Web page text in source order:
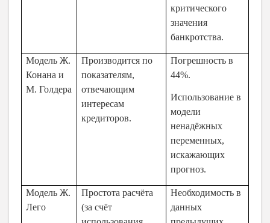
критического
значения
банкротства.
Модель Ж.
Конана и
М. Голдера
Производится по
показателям,
отвечающим
интересам
кредиторов.
Погрешность в
44%.
Использование в
модели
ненадёжных
переменных,
искажающих
прогноз.
Модель Ж.
Лего
Простота расчёта
(за счёт
Необходимость в
данных